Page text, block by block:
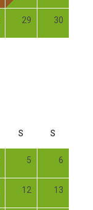
29 30
S S
5 6
12 13